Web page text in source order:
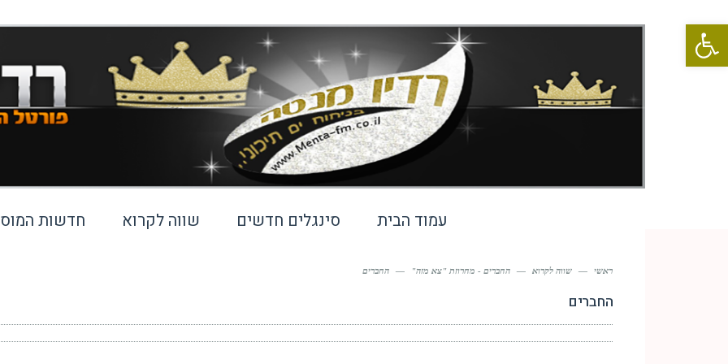
פתח סרגל נגישות
עמוד הבית סינגלים חדשים שווה לקרוא חדשות
ראשי — שווה לקרוא — החברים - מחרוזת "צא מזה" — החברים
החברים